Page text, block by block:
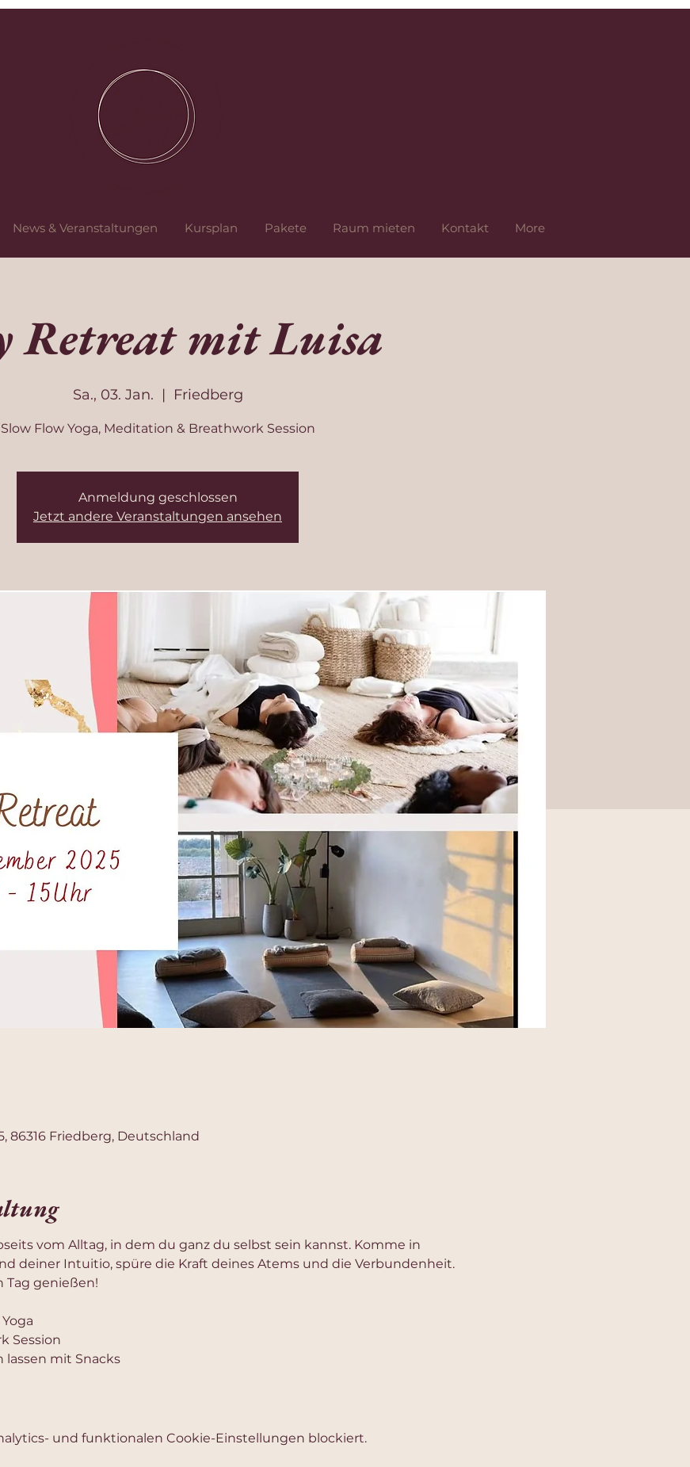
News & Veranstaltungen Kursplan Pakete Raum mieten Kontakt More
Retreat mit Luisa
Sa., 03. Jan.
  |
Friedberg
Slow Flow Yoga, Meditation & Breathwork Session
Anmeldung geschlossen
Jetzt andere Veranstaltungen ansehen
86316 Friedberg, Deutschland
vom Alltag, in dem du ganz du selbst sein kannst. Komme in
deiner Intuitio, spüre die Kraft deines Atems und die Verbundenheit.
Tag genießen!
Session
lassen mit Snacks
und funktionalen Cookie-Einstellungen blockiert.